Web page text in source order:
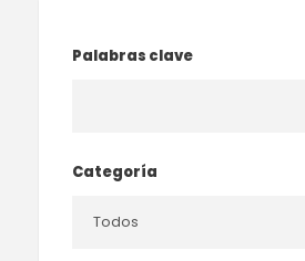
Palabras clave
Categoría